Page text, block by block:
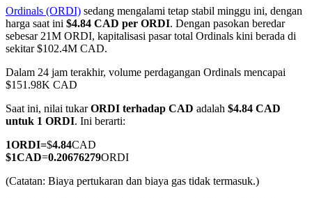
COIN-M Berjangka
Mata Uang Kripto Berjangka
TradFi
Derivatif saham, forex, logam mulia, dan komoditas
Ordinals (ORDI) sedang mengalami tetap stabil minggu ini, dengan
harga saat ini $4.84 CAD per ORDI. Dengan pasokan beredar
sebesar 21M ORDI, kapitalisasi pasar total Ordinals kini berada di
sekitar $102.4M CAD.
Dalam 24 jam terakhir, volume perdagangan Ordinals mencapai
$151.98K CAD
Saat ini, nilai tukarORDI terhadap CAD adalah $4.84 CAD
untuk 1 ORDI. Ini berarti:
1ORDI=$4.84CAD
$1CAD=0.20676279ORDI
(Catatan: Biaya pertukaran dan biaya gas tidak termasuk.)